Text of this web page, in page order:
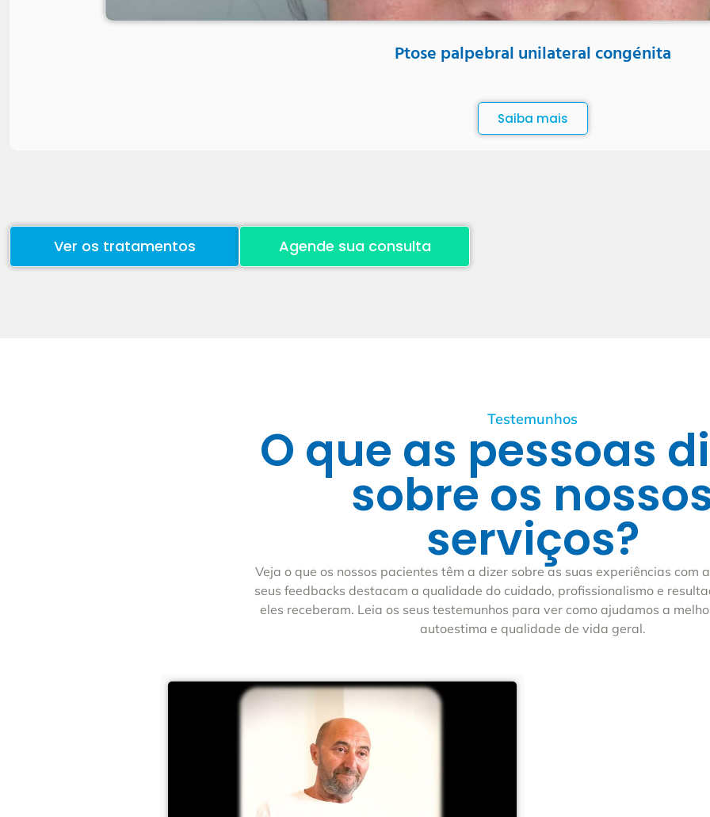
Ptose palpebral unilateral congénita
Saiba mais
Ver os tratamentos Agende sua consulta
Testemunhos
O que as pessoas
sobre os
serviços?
Veja o que os nossos pacientes têm a dizer sobre as suas experiências com
seus feedbacks destacam a qualidade do cuidado, profissionalismo e
eles receberam. Leia os seus testemunhos para ver como ajudamos a
autoestima e qualidade de vida geral.